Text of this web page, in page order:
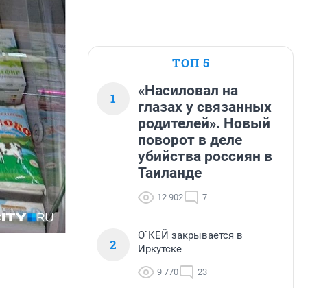
ТОП 5
1
«Насиловал на
глазах у связанных
родителей». Новый
поворот в деле
убийства россиян в
Таиланде
12 902 7
2
О`КЕЙ закрывается в
Иркутске
9 770 23